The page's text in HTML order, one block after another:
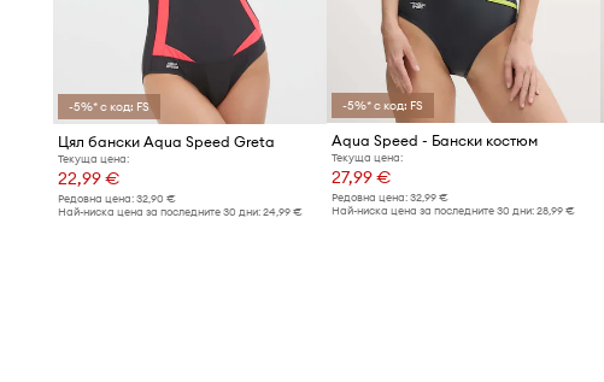
-5%* с код: FS
Цял бански Aqua Speed Greta
Текуща цена:
22,99 €
Редовна цена: 32,90 €
Най-ниска цена за последните 30 дни: 24,99 €
-5%* с код: FS
Aqua Speed - Бански костюм
Текуща цена:
27,99 €
Редовна цена:32,99 €
Най-ниска цена за последните 30 дни:28,99 €